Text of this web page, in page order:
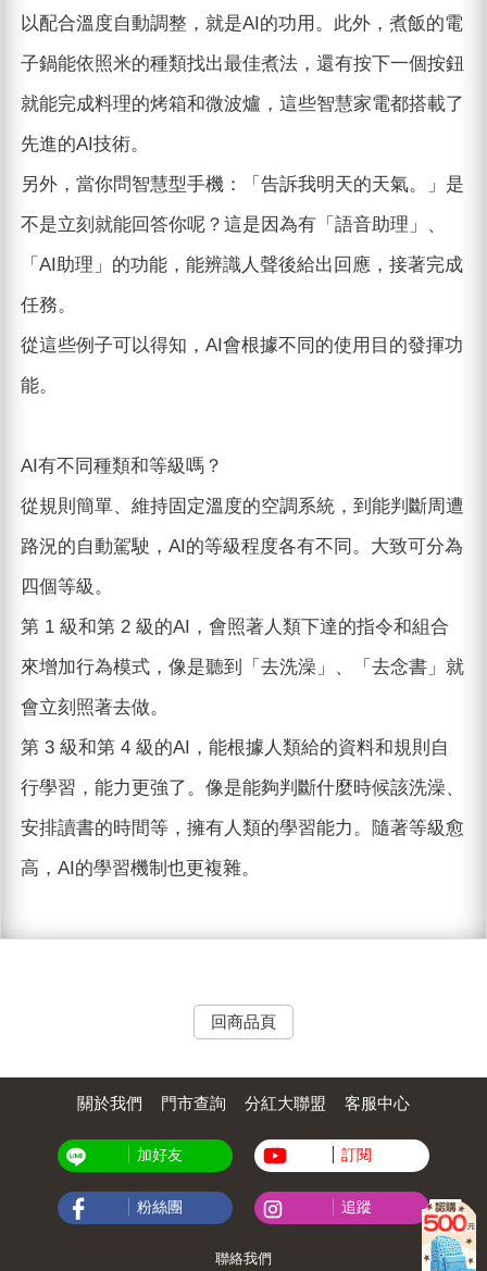
以配合溫度自動調整，就是AI的功用。此外，煮飯的電
子鍋能依照米的種類找出最佳煮法，還有按下一個按鈕
就能完成料理的烤箱和微波爐，這些智慧家電都搭載了
先進的AI技術。
另外，當你問智慧型手機：「告訴我明天的天氣。」是
不是立刻就能回答你呢？這是因為有「語音助理」、
「AI助理」的功能，能辨識人聲後給出回應，接著完成
任務。
從這些例子可以得知，AI會根據不同的使用目的發揮功
能。
AI有不同種類和等級嗎？
從規則簡單、維持固定溫度的空調系統，到能判斷周遭
路況的自動駕駛，AI的等級程度各有不同。大致可分為
四個等級。
第 1 級和第 2 級的AI，會照著人類下達的指令和組合
來增加行為模式，像是聽到「去洗澡」、「去念書」就
會立刻照著去做。
第 3 級和第 4 級的AI，能根據人類給的資料和規則自
行學習，能力更強了。像是能夠判斷什麼時候該洗澡、
安排讀書的時間等，擁有人類的學習能力。隨著等級愈
高，AI的學習機制也更複雜。
回商品頁
關於我們 門市查詢 分紅大聯盟 客服中心
加好友 訂閱
粉絲團 追蹤
聯絡我們